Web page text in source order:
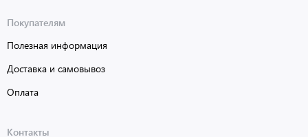
Покупателям
Полезная информация
Доставка и самовывоз
Оплата
Контакты